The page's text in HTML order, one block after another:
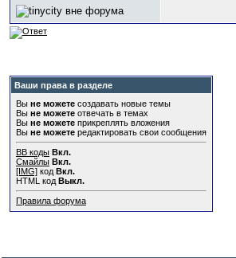
Ваши права в разделе
Вы не можете создавать новые темы
Вы не можете отвечать в темах
Вы не можете прикреплять вложения
Вы не можете редактировать свои сообщения
BB коды Вкл.
Смайлы Вкл.
[IMG] код Вкл.
HTML код Выкл.
Правила форума